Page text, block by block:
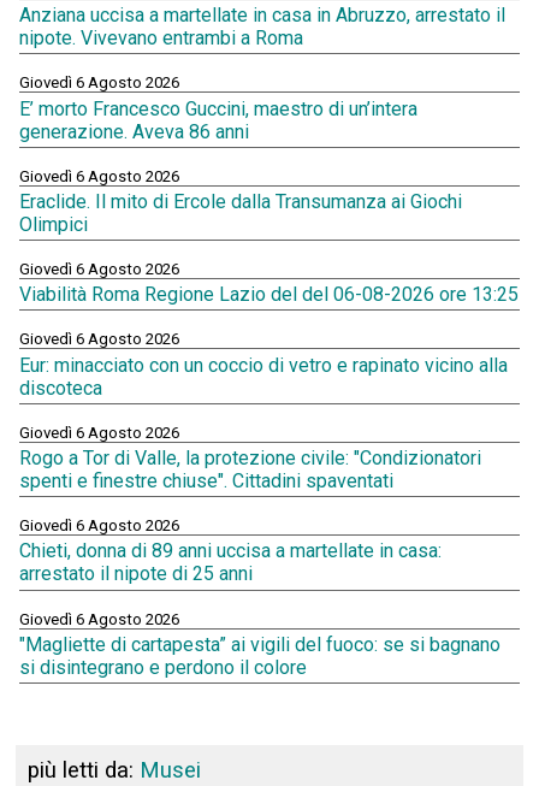
Anziana uccisa a martellate in casa in Abruzzo, arrestato il
nipote. Vivevano entrambi a Roma
Giovedì 6 Agosto 2026
E’ morto Francesco Guccini, maestro di un’intera
generazione. Aveva 86 anni
Giovedì 6 Agosto 2026
Eraclide. Il mito di Ercole dalla Transumanza ai Giochi
Olimpici
Giovedì 6 Agosto 2026
Viabilità Roma Regione Lazio del del 06-08-2026 ore 13:25
Giovedì 6 Agosto 2026
Eur: minacciato con un coccio di vetro e rapinato vicino alla
discoteca
Giovedì 6 Agosto 2026
Rogo a Tor di Valle, la protezione civile: "Condizionatori
spenti e finestre chiuse". Cittadini spaventati
Giovedì 6 Agosto 2026
Chieti, donna di 89 anni uccisa a martellate in casa:
arrestato il nipote di 25 anni
Giovedì 6 Agosto 2026
"Magliette di cartapesta” ai vigili del fuoco: se si bagnano
si disintegrano e perdono il colore
più letti da: Musei